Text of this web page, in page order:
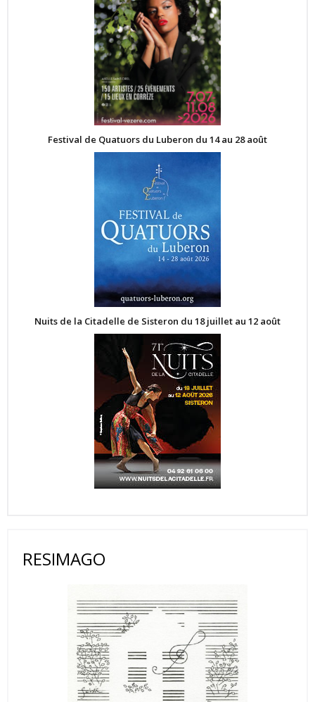
Festival de Quatuors du Luberon du 14 au 28 août
Nuits de la Citadelle de Sisteron du 18 juillet au 12 août
RESIMAGO